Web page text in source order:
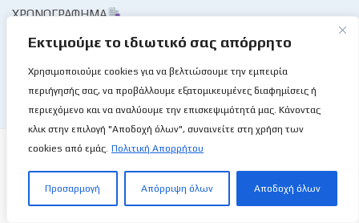
Εκτιμούμε το ιδιωτικό σας απόρρητο
Χρησιμοποιούμε cookies για να βελτιώσουμε την εμπειρία
περιήγησής σας, να προβάλλουμε εξατομικευμένες διαφημίσεις ή
περιεχόμενο και να αναλύουμε την επισκεψιμότητά μας. Κάνοντας
κλικ στην επιλογή "Αποδοχή όλων", συναινείτε στη χρήση των
cookies από εμάς. Πολιτική Απορρήτου
Προσαρμογή Απόρριψη όλων Αποδοχή όλων
ΧΡΟΝΟΓΡΆΦΗΜΑ
ΨΊΘΥΡΟΙ
Το Basketball Stories στις επάλξεις!